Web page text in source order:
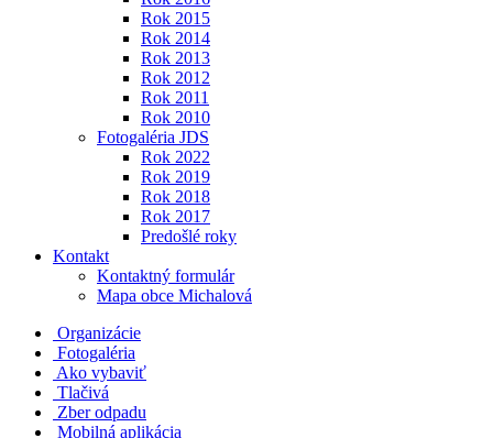
Rok 2015
Rok 2014
Rok 2013
Rok 2012
Rok 2011
Rok 2010
Fotogaléria JDS
Rok 2022
Rok 2019
Rok 2018
Rok 2017
Predošlé roky
Kontakt
Kontaktný formulár
Mapa obce Michalová
Organizácie
Fotogaléria
Ako vybaviť
Tlačivá
Zber odpadu
Mobilná aplikácia